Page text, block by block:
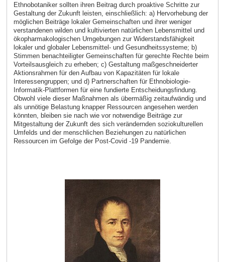
Ethnobotaniker sollten ihren Beitrag durch proaktive Schritte zur
Gestaltung der Zukunft leisten, einschließlich: a) Hervorhebung der
möglichen Beiträge lokaler Gemeinschaften und ihrer weniger
verstandenen wilden und kultivierten natürlichen Lebensmittel und
ökopharmakologischen Umgebungen zur Widerstandsfähigkeit
lokaler und globaler Lebensmittel- und Gesundheitssysteme; b)
Stimmen benachteiligter Gemeinschaften für gerechte Rechte beim
Vorteilsausgleich zu erheben; c) Gestaltung maßgeschneiderter
Aktionsrahmen für den Aufbau von Kapazitäten für lokale
Interessengruppen; und d) Partnerschaften für Ethnobiologie-
Informatik-Plattformen für eine fundierte Entscheidungsfindung.
Obwohl viele dieser Maßnahmen als übermäßig zeitaufwändig und
als unnötige Belastung knapper Ressourcen angesehen werden
könnten, bleiben sie nach wie vor notwendige Beiträge zur
Mitgestaltung der Zukunft des sich verändernden soziokulturellen
Umfelds und der menschlichen Beziehungen zu natürlichen
Ressourcen im Gefolge der Post-Covid -19 Pandemie.